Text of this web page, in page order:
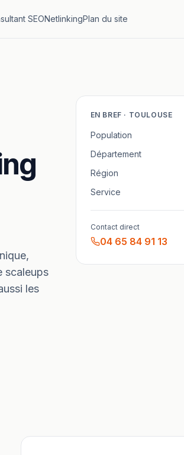
SEONetlinkingPlan du site
scaleups
les
EN BREF · TOULOUSE
Population
Département
Région
Service
Contact direct
04 65 84 91 13